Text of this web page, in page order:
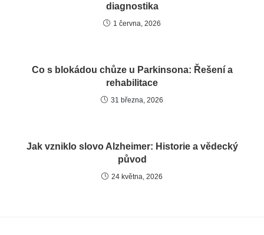
diagnostika
1 června, 2026
Co s blokádou chůze u Parkinsona: Řešení a
rehabilitace
31 března, 2026
Jak vzniklo slovo Alzheimer: Historie a vědecký
původ
24 května, 2026